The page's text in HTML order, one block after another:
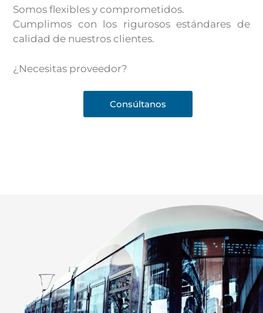
Somos flexibles y comprometidos.
Cumplimos con los rigurosos estándares de
calidad de nuestros clientes.
¿Necesitas proveedor?
Consúltanos